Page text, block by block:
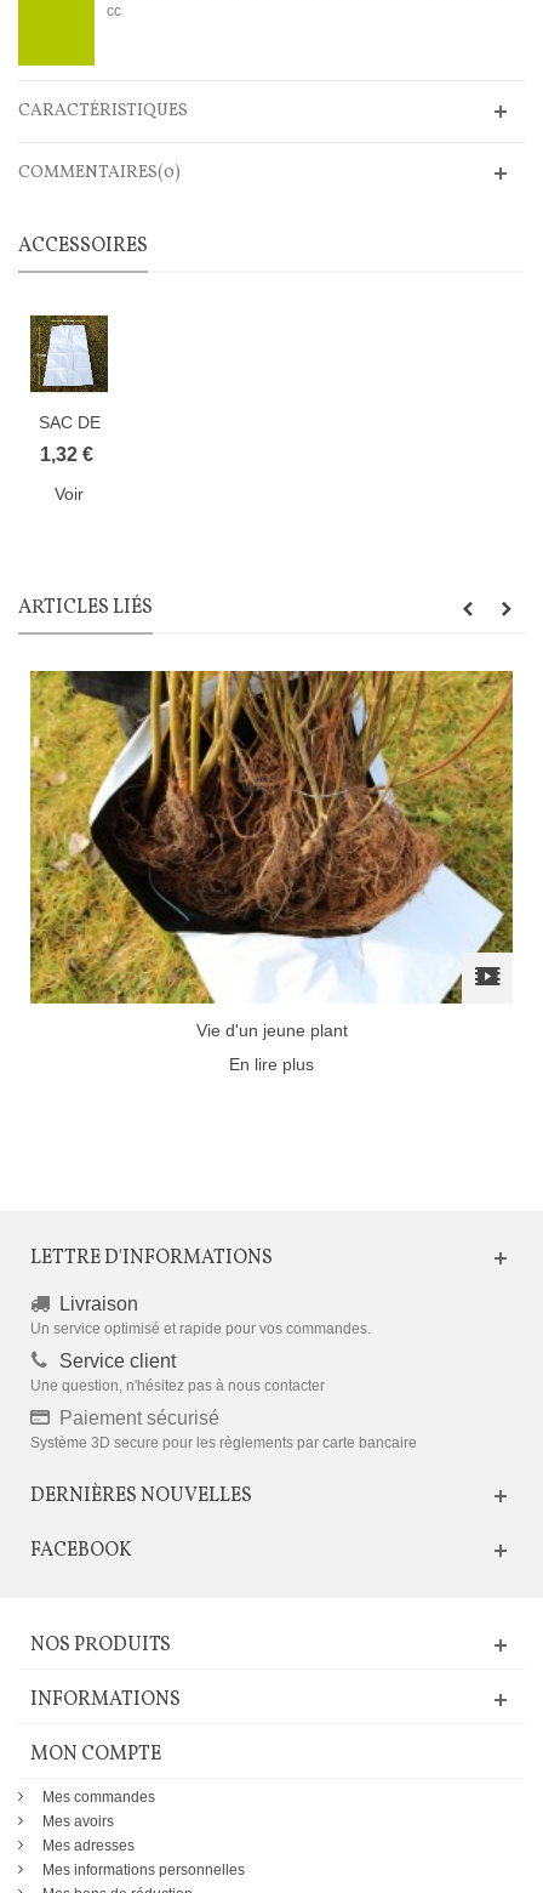
cc
CARACTÉRISTIQUES
COMMENTAIRES(0)
ACCESSOIRES
SAC DE
CONSERVATION
1,32 €
Voir
ARTICLES LIÉS
Vie d'un jeune plant
En lire plus
LETTRE D'INFORMATIONS
Livraison
Un service optimisé et rapide pour vos commandes.
Service client
Une question, n'hésitez pas à nous contacter
Paiement sécurisé
Système 3D secure pour les règlements par carte bancaire
DERNIÈRES NOUVELLES
FACEBOOK
NOS PRODUITS
INFORMATIONS
MON COMPTE
Mes commandes
Mes avoirs
Mes adresses
Mes informations personnelles